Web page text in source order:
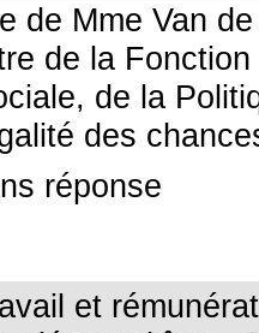
de Mme Van
de la
de la
des
réponse
et